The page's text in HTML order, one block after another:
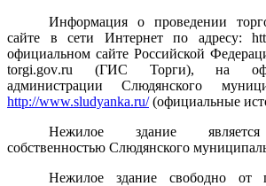
Информация о проведении
сайте в сети Интернет по адресу:
официальном сайте Российской
torgi.gov.ru (ГИС Торги), на
администрации Слюдянского
http://www.sludyanka.ru/(официальные
Нежилое здание является
собственностью Слюдянского
Нежилое здание свободно от